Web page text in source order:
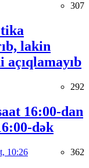
307
lakin
açıqlamayıb
292
16:00-dan
dək
10:26 362